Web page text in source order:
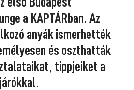
a KAPTÁRban. Az
anyák ismerhették
és oszthatták
tippjeiket a